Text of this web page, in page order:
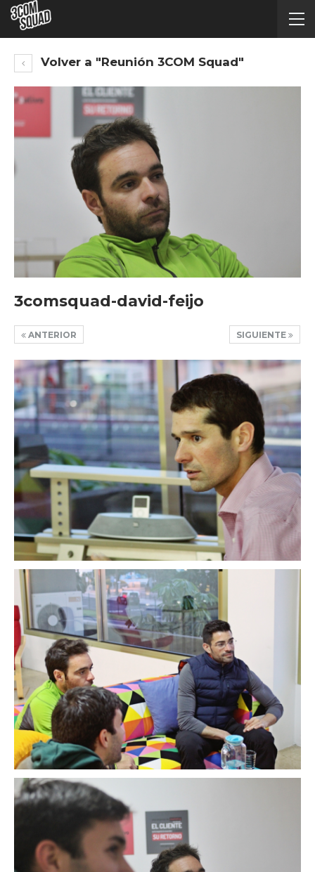
Volver a "Reunión 3COM Squad"
3comsquad-david-feijo
SIGUIENTE
ANTERIOR